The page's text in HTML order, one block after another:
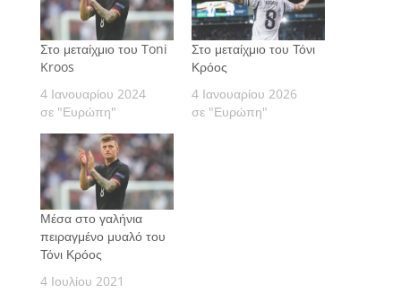
Στο μεταίχμιο του Toni
Kroos
4 Ιανουαρίου 2024
σε "Ευρώπη"
Στο μεταίχμιο του Τόνι
Κρόος
4 Ιανουαρίου 2026
σε "Ευρώπη"
Μέσα στο γαλήνια
πειραγμένο μυαλό του
Τόνι Κρόος
4 Ιουλίου 2021